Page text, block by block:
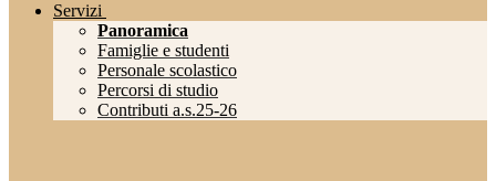
Servizi
Panoramica
Famiglie e studenti
Personale scolastico
Percorsi di studio
Contributi a.s.25-26